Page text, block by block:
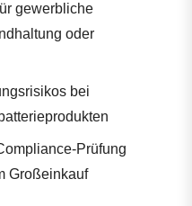
gewerbliche
oder
bei
Prüfung
Großeinkauf